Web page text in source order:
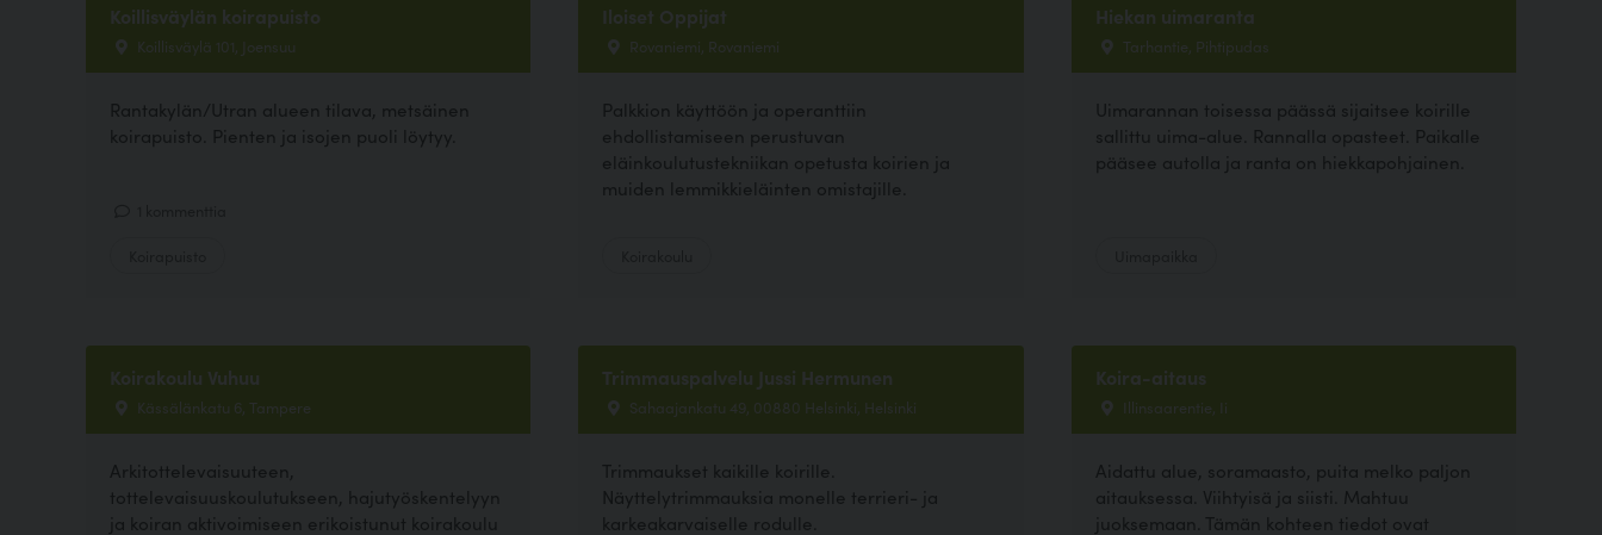
Koillisväylän koirapuisto
Koillisväylä 101, Joensuu
Rantakylän/Utran alueen tilava, metsäinen
koirapuisto. Pienten ja isojen puoli löytyy.
Iloiset Oppijat
Rovaniemi, Rovaniemi
Palkkion käyttöön ja operanttiin
ehdollistamiseen perustuvan
eläinkoulutustekniikan opetusta koirien ja
muiden lemmikkieläinten omistajille.
Hiekan uimaranta
Tarhantie, Pihtipudas
Uimarannan toisessa päässä sijaitsee koirille
sallittu uima-alue. Rannalla opasteet. Paikalle
pääsee autolla ja ranta on hiekkapohjainen.
Koirakoulu Vuhuu
Kässälänkatu 6, Tampere
Arkitottelevaisuuteen,
tottelevaisuuskoulutukseen, hajutyöskentelyyn
ja koiran aktivoimiseen erikoistunut koirakoulu
Trimmauspalvelu Jussi Hermunen
Sahaajankatu 49, 00880 Helsinki, Helsinki
Trimmaukset kaikille koirille.
Näyttelytrimmauksia monelle terrieri- ja
karkeakarvaiselle rodulle.
Koira-aitaus
Illinsaarentie, Ii
Aidattu alue, soramaasto, puita melko paljon
aitauksessa. Viihtyisä ja siisti. Mahtuu
juoksemaan. Tämän kohteen tiedot ovat